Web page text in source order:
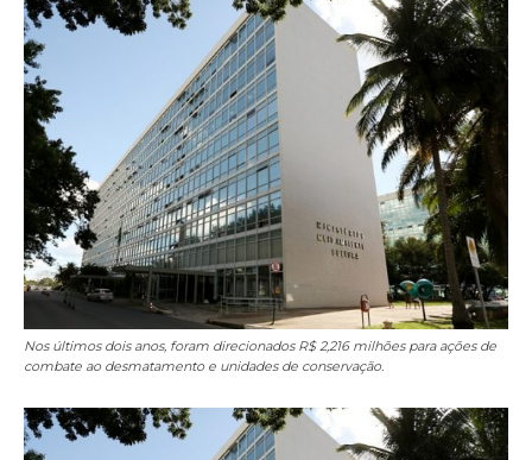
Nos últimos dois anos, foram direcionados R$ 2,216 milhões para ações de
combate ao desmatamento e unidades de conservação.